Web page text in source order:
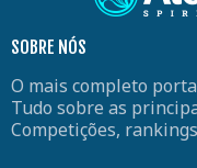
SOBRE NÓS
O mais completo
Tudo sobre as
Competições,